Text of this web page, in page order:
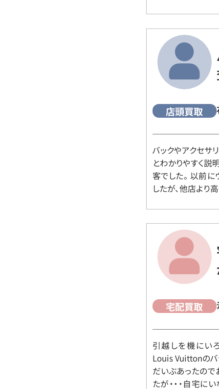
店頭買取
バックやアクセサ
とわかりやすく説
客でした。 以前
したが、他店より
宅配買取
引越しを機にい
Louis Vuittonのバ
だいぶあったので
たが・・・自宅に